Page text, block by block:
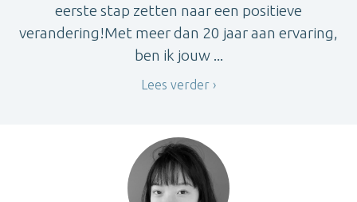
eerste stap zetten naar een positieve
verandering!Met meer dan 20 jaar aan ervaring,
ben ik jouw ...
Lees verder